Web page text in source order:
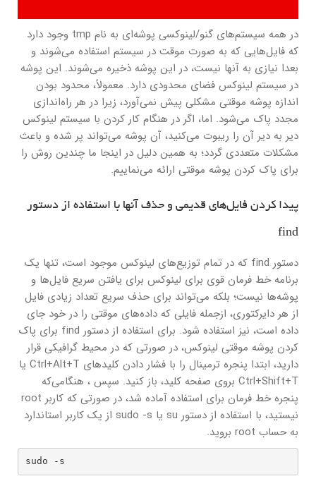
در همه سیستم‌های گنو/لینوکسی پوشه‌ای به نام tmp وجود دارد
که فایل‌هایی که به صورت موقت در سیستم استفاده می‌شوند و
بعدا نیازی به آنها نیست، در این پوشه ذخیره می‌شوند. این پوشه
در سیستم لینوکس فضای محدودی دارد. معمولاً، محدود بودن
اندازه پوشه موقتی مشکلی پیش نمی‌آورد، زیرا در هر راه‌اندازی
مجدد پاک می‌شود. اما، اگر در هنگام کار کردن با سیستم لینوکس
دیر به دیر آن را ریبوت می‌کنید، آن پوشه می‌تواند پر شده و باعث
مشکلات متعددی گردد؛ به همین دلیل در اینجا ما چندین روش را
برای پاک کردن پوشه موقتی ارائه می‌نماییم.
پیدا کردن فایل‌های قدیمی و حذف آنها با استفاده از دستور
find
دستور find که در تمام توزیع‌های لینوکس موجود است، تنها یک
برنامه خط فرمان قوی برای لینوکس برای یافتن سریع فایل‌ها و
پوشه‌ها نیست؛ بلکه می‌تواند برای حذف سریع تعداد زیادی فایل
از هر دایرکتوری، ازجمله فایلی که داده‌های موقتی را در خود جای
داده است، نیز استفاده شود. برای استفاده از دستور find برای پاک
کردن پوشه موقتی لینوکس، در صورتی که در محیط گرافیکی قرار
دارید، ابتدا پنجره ترمینال را با فشار دادن کلیدهای Ctrl+Alt+T یا
Ctrl+Shift+T بروی صفحه کلید، باز کنید. سپس ، هنگامی‌که
پنجره خط فرمان برای استفاده آماده شد، در صورتی که کاربر root
نیستید، با استفاده از دستور su یا sudo -s از یک کاربر استاندارد
به حساب root بروید.
sudo -s